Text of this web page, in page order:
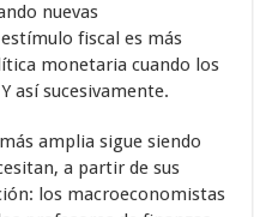
nuevas
fiscal es más
monetaria cuando los
así sucesivamente.
amplia sigue siendo
a partir de sus
los macroeconomistas